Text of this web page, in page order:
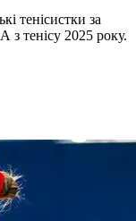
тенісистки за
з тенісу 2025 року.